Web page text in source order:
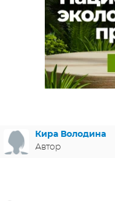
МЕЛОДРАМЫ
ФРАНЦИЯ
ГЕРМАНИЯ
СВЕТСКИЕ НОВОСТИ
СПОЙЛЕРЫ ИЗ СЕРИАЛОВ
Кира Володина
Автор